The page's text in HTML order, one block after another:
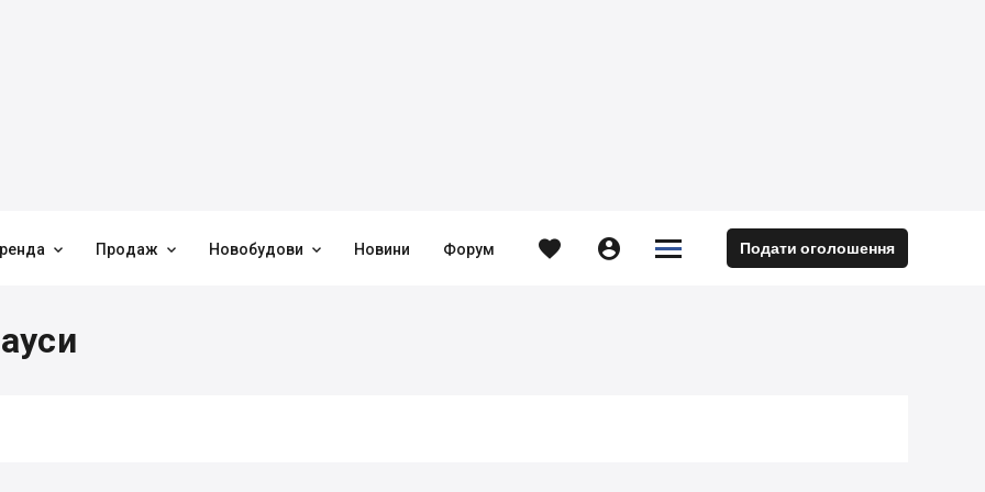
 Продаж  Новобудови  Новини Форум   

 Подати оголошення